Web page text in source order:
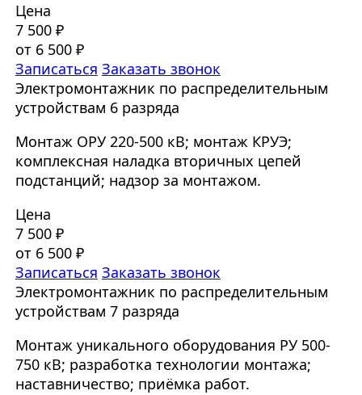
Цена
7 500 ₽
от 6 500 ₽
Записаться Заказать звонок
Электромонтажник по распределительным
устройствам 6 разряда
Монтаж ОРУ 220-500 кВ; монтаж КРУЭ;
комплексная наладка вторичных цепей
подстанций; надзор за монтажом.
Цена
7 500 ₽
от 6 500 ₽
Записаться Заказать звонок
Электромонтажник по распределительным
устройствам 7 разряда
Монтаж уникального оборудования РУ 500-
750 кВ; разработка технологии монтажа;
наставничество; приёмка работ.